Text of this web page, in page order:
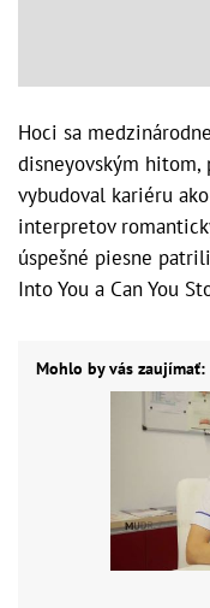
Hoci sa
disneyovským hitom,
vybudoval kariéru
interpretov
úspešné piesne
Into You a Can You
Mohlo by vás zaujímať: